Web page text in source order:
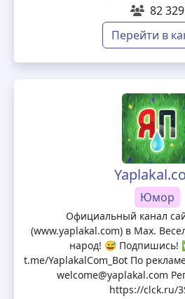
82 329
Перейти в
Юмор
Официальный канал
(www.yaplakal.com) в Max.
народ! 😅 Подпишись!
t.me/YaplakalCom_Bot По
welcome@yaplakal.com
https://clck.ru/